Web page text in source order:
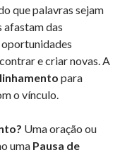
que palavras sejam
afastam das
e criar novas. A
para
o vínculo.
Uma oração ou
uma Pausa de